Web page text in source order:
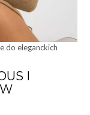
do eleganckich
I